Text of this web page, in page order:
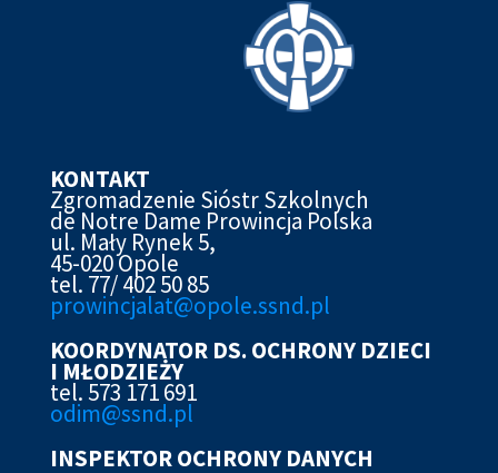
KONTAKT
Zgromadzenie Sióstr Szkolnych
de Notre Dame Prowincja Polska
ul. Mały Rynek 5,
45-020 Opole
tel. 77/ 402 50 85
prowincjalat@opole.ssnd.pl
KOORDYNATOR DS. OCHRONY DZIECI
I MŁODZIEŻY
tel. 573 171 691
odim@ssnd.pl
INSPEKTOR OCHRONY DANYCH